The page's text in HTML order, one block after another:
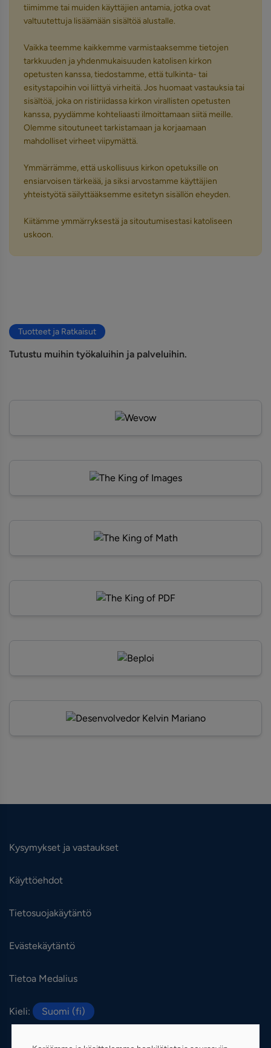
tiimimme tai muiden käyttäjien antamia, jotka ovat
valtuutettuja lisäämään sisältöä alustalle.
Vaikka teemme kaikkemme varmistaaksemme tietojen
tarkkuuden ja yhdenmukaisuuden katolisen kirkon
opetusten kanssa, tiedostamme, että tulkinta- tai
esitystapoihin voi liittyä virheitä. Jos huomaat vastauksia tai
sisältöä, joka on ristiriidassa kirkon virallisten opetusten
kanssa, pyydämme kohteliaasti ilmoittamaan siitä meille.
Olemme sitoutuneet tarkistamaan ja korjaamaan
mahdolliset virheet viipymättä.
Ymmärrämme, että uskollisuus kirkon opetuksille on
ensiarvoisen tärkeää, ja siksi arvostamme käyttäjien
yhteistyötä säilyttääksemme esitetyn sisällön eheyden.
Kiitämme ymmärryksestä ja sitoutumisestasi katoliseen
uskoon.
Tuotteet ja Ratkaisut
Tutustu muihin työkaluihin ja palveluihin.
Kysymykset ja vastaukset
Käyttöehdot
Tietosuojakäytäntö
Evästekäytäntö
Tietoa Medalius
Kieli: Suomi (fi)